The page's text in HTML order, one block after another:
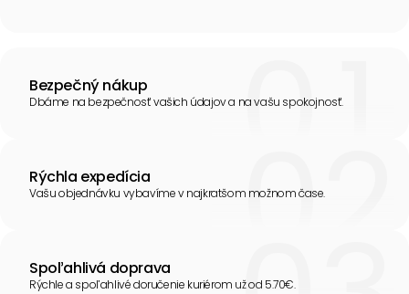
Bezpečný nákup
Dbáme na bezpečnosť vašich údajov a na vašu spokojnosť.
Rýchla expedícia
Vašu objednávku vybavíme v najkratšom možnom čase.
Spoľahlivá doprava
Rýchle a spoľahlivé doručenie kuriérom už od 5.70€.